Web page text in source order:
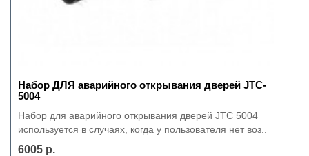
Набор ДЛЯ аварийного открывания дверей JTC-
5004
Набор для аварийного открывания дверей JTC 5004
используется в случаях, когда у пользователя нет воз..
6005 р.